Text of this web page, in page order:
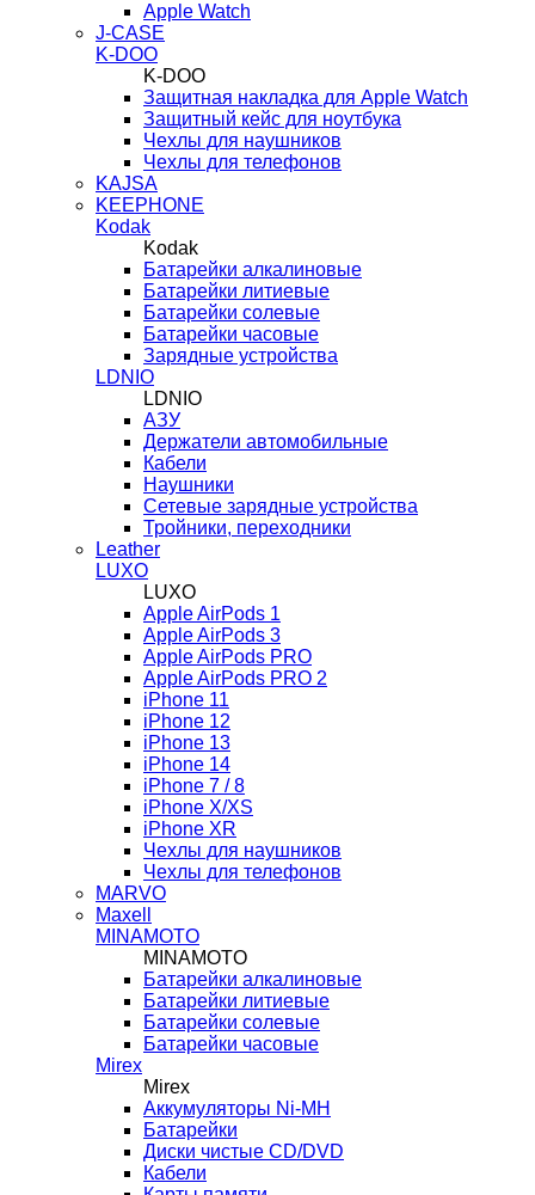
Apple Watch
J-CASE
K-DOO
K-DOO
Защитная накладка для Apple Watch
Защитный кейс для ноутбука
Чехлы для наушников
Чехлы для телефонов
KAJSA
KEEPHONE
Kodak
Kodak
Батарейки алкалиновые
Батарейки литиевые
Батарейки солевые
Батарейки часовые
Зарядные устройства
LDNIO
LDNIO
АЗУ
Держатели автомобильные
Кабели
Наушники
Сетевые зарядные устройства
Тройники, переходники
Leather
LUXO
LUXO
Apple AirPods 1
Apple AirPods 3
Apple AirPods PRO
Apple AirPods PRO 2
iPhone 11
iPhone 12
iPhone 13
iPhone 14
iPhone 7 / 8
iPhone X/XS
iPhone XR
Чехлы для наушников
Чехлы для телефонов
MARVO
Maxell
MINAMOTO
MINAMOTO
Батарейки алкалиновые
Батарейки литиевые
Батарейки солевые
Батарейки часовые
Mirex
Mirex
Аккумуляторы Ni-MH
Батарейки
Диски чистые CD/DVD
Кабели